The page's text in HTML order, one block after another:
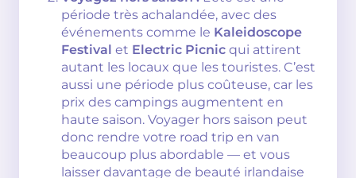
période très achalandée, avec des
événements comme le Kaleidoscope
Festival et Electric Picnic qui attirent
autant les locaux que les touristes. C’est
aussi une période plus coûteuse, car les
prix des campings augmentent en
haute saison. Voyager hors saison peut
donc rendre votre road trip en van
beaucoup plus abordable — et vous
laisser davantage de beauté irlandaise